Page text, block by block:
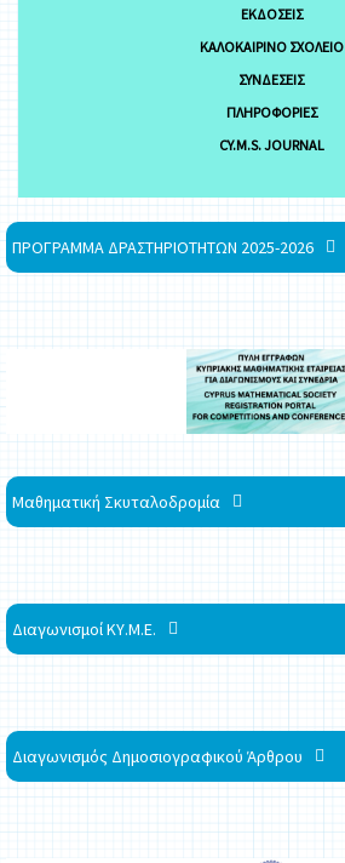
ΕΚΔΌΣΕΙΣ
ΚΑΛΟΚΑΙΡΙΝΌ ΣΧΟΛΕΊΟ
ΣΥΝΔΈΣΕΙΣ
ΠΛΗΡΟΦΟΡΊΕΣ
CY.M.S. JOURNAL
ΠΡΟΓΡΑΜΜΑ ΔΡΑΣΤΗΡΙΟΤΗΤΩΝ 2025-2026
Μαθηματική Σκυταλοδρομία
Διαγωνισμοί ΚΥ.Μ.Ε.
Διαγωνισμός Δημοσιογραφικού Άρθρου